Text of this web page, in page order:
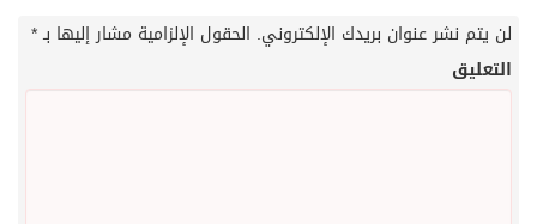
لن يتم نشر عنوان بريدك الإلكتروني. الحقول الإلزامية مشار إليها بـ*
التعليق